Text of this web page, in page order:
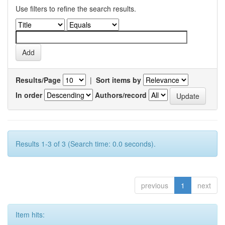
Use filters to refine the search results.
Results/Page | Sort items by
In order
Authors/record
Results 1-3 of 3 (Search time: 0.0 seconds).
previous 1 next
Item hits: